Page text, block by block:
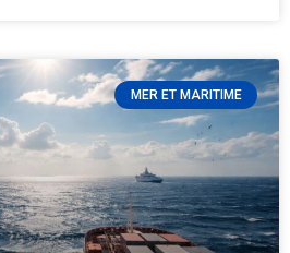
MER ET MARITIME